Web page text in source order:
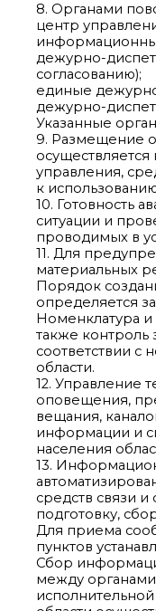
8. Органами
центр
дежурно-
согласованию);
единые
дежурно-
Указанные
9. Размещение
управления,
к
10. Готовность
ситуации и
проводимых в
11. Для
материальных
Порядок
определяется
Номенклатура
также контроль
соответствии
области.
12. Управление
оповещения,
вещания,
информации и
населения
13.
средств связи
подготовку,
Для приема
пунктов
Сбор
между органами